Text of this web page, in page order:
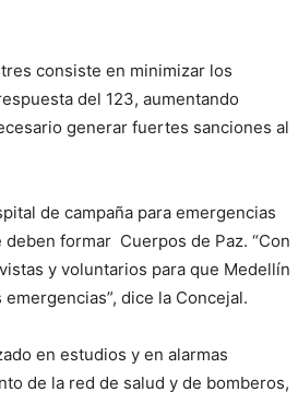
consiste en minimizar los
del 123, aumentando
generar fuertes sanciones al
de campaña para emergencias
formar Cuerpos de Paz. “Con
y voluntarios para que Medellín
dice la Concejal.
en estudios y en alarmas
de la red de salud y de bomberos,